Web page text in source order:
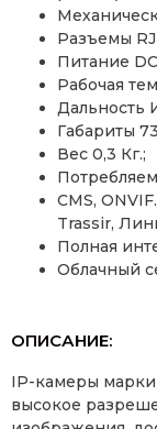
Разъемы
Питание
Рабочая
Дальность
Габариты
Вес 0,3 Кг.;
CMS,
Trassir,
Полная
Облачный
ОПИСАНИЕ:
IP-камеры
высокое